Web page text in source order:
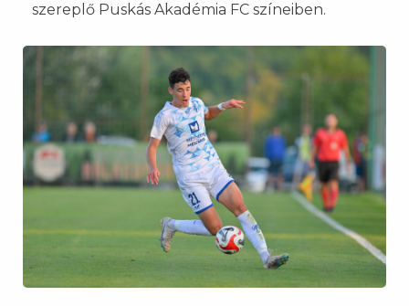
szereplő Puskás Akadémia FC színeiben.